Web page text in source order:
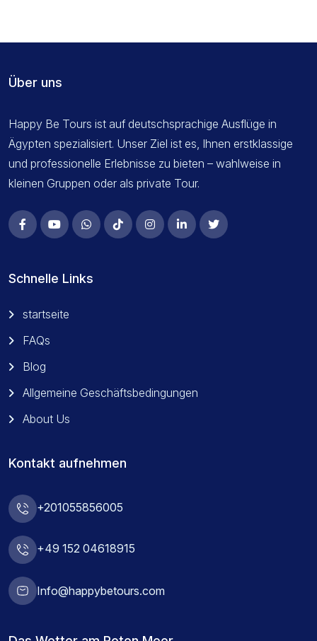
Über uns
Happy Be Tours ist auf deutschsprachige Ausflüge in
Ägypten spezialisiert. Unser Ziel ist es, Ihnen erstklassige
und professionelle Erlebnisse zu bieten – wahlweise in
kleinen Gruppen oder als private Tour.
Schnelle Links
startseite
FAQs
Blog
Allgemeine Geschäftsbedingungen
About Us
Kontakt aufnehmen
+201055856005
+49 152 04618915
Info@happybetours.com